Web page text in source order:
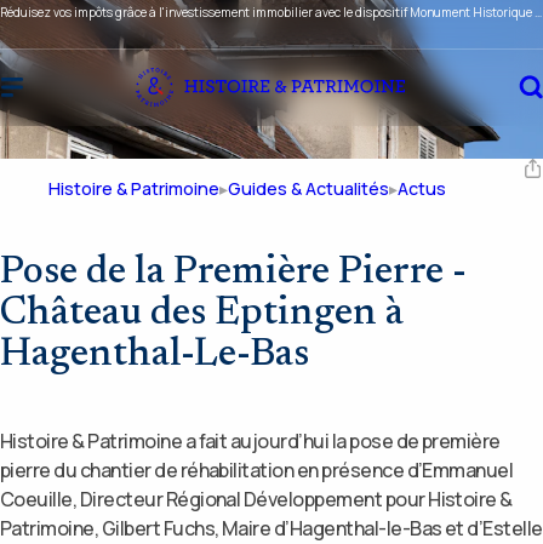
Histoire & Patrimoine Guides & Actualités Actus
Pose de la Première Pierre -
Château des Eptingen à
Hagenthal-Le-Bas
Histoire & Patrimoine a fait aujourd’hui la pose de première
pierre du chantier de réhabilitation en présence d’Emmanuel
Coeuille, Directeur Régional Développement pour Histoire &
Patrimoine, Gilbert Fuchs, Maire d’Hagenthal-le-Bas et d’Estelle